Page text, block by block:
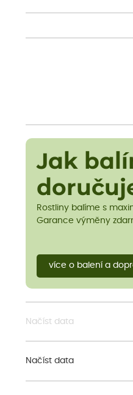
Jak
Rostliny balíme s
Garance výměny
více o balení a
Načíst data
Načíst data